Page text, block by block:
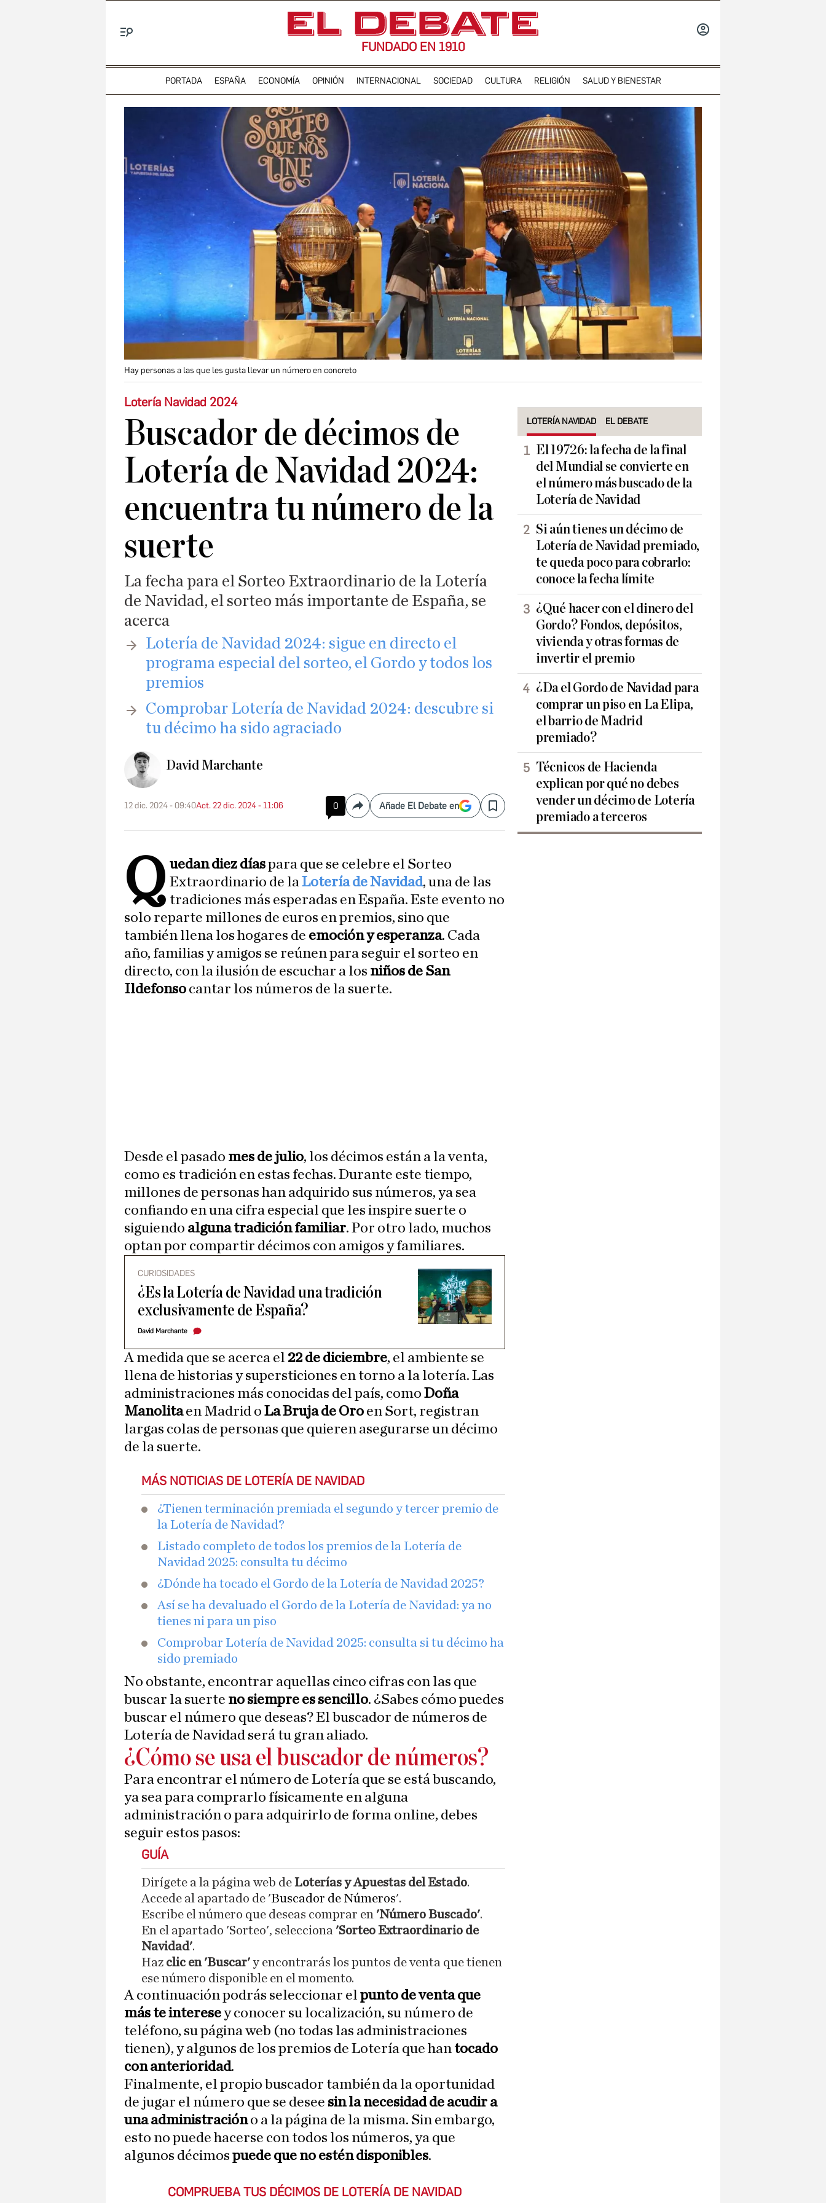
FUNDADO EN 1910
PORTADA ESPAÑA ECONOMÍA OPINIÓN INTERNACIONAL SOCIEDAD CULTURA RELIGIÓN SALUD Y BIENESTAR
Hay personas a las que les gusta llevar un número en concreto
Lotería Navidad 2024
Buscador de décimos de
Lotería de Navidad 2024:
encuentra tu número de la
suerte
La fecha para el Sorteo Extraordinario de la Lotería
de Navidad, el sorteo más importante de España, se
acerca
Lotería de Navidad 2024: sigue en directo el
programa especial del sorteo, el Gordo y todos los
premios
Comprobar Lotería de Navidad 2024: descubre si
tu décimo ha sido agraciado
David Marchante
12 dic. 2024 - 09:40Act. 22 dic. 2024 - 11:06 0 CompartirAñade El Debate en Save
Q uedan diez díaspara que se celebre el Sorteo
Extraordinario de laLotería de Navidad, una de las
tradiciones más esperadas en España. Este evento no
solo reparte millones de euros en premios, sino que
también llena los hogares de emoción y esperanza. Cada
año, familias y amigos se reúnen para seguir el sorteo en
directo, con la ilusión de escuchar a los niños de San
Ildefonso cantar los números de la suerte.
Desde el pasado mes de julio, los décimos están a la venta,
como es tradición en estas fechas. Durante este tiempo,
millones de personas han adquirido sus números, ya sea
confiando en una cifra especial que les inspire suerte o
siguiendo alguna tradición familiar. Por otro lado, muchos
optan por compartir décimos con amigos y familiares.
CURIOSIDADES
¿Es la Lotería de Navidad una tradición
exclusivamente de España?
David Marchante
A medida que se acerca el 22 de diciembre, el ambiente se
llena de historias y supersticiones en torno a la lotería. Las
administraciones más conocidas del país, como Doña
Manolitaen Madrid o La Bruja de Oro en Sort, registran
largas colas de personas que quieren asegurarse un décimo
de la suerte.
MÁS NOTICIAS DE LOTERÍA DE NAVIDAD
¿Tienen terminación premiada el segundo y tercer premio de
la Lotería de Navidad?
Listado completo de todos los premios de la Lotería de
Navidad 2025: consulta tu décimo
¿Dónde ha tocado el Gordo de la Lotería de Navidad 2025?
Así se ha devaluado el Gordo de la Lotería de Navidad: ya no
tienes ni para un piso
Comprobar Lotería de Navidad 2025: consulta si tu décimo ha
sido premiado
No obstante, encontrar aquellas cinco cifras con las que
buscar la suerte no siempre es sencillo. ¿Sabes cómo puedes
buscar el número que deseas? El buscador de números de
Lotería de Navidad será tu gran aliado.
¿Cómo se usa el buscador de números?
Para encontrar el número de Lotería que se está buscando,
ya sea para comprarlo físicamente en alguna
administración o para adquirirlo de forma online, debes
seguir estos pasos:
GUÍA
Dirígete a la página web deLoterías y Apuestas del Estado.
Accede al apartado de 'Buscador de Números'.
Escribe el número que deseas comprar en 'Número Buscado'.
En el apartado 'Sorteo', selecciona 'Sorteo Extraordinario de
Navidad'.
Haz clic en 'Buscar'y encontrarás los puntos de venta que tienen
ese número disponible en el momento.
A continuación podrás seleccionar el punto de venta que
más te interesey conocer su localización, su número de
teléfono, su página web (no todas las administraciones
tienen), y algunos de los premios de Lotería que han tocado
con anterioridad.
Finalmente, el propio buscador también da la oportunidad
de jugar el número que se desee sin la necesidad de acudir a
una administracióno a la página de la misma. Sin embargo,
esto no puede hacerse con todos los números, ya que
algunos décimos puede que no estén disponibles.
COMPRUEBA TUS DÉCIMOS DE LOTERÍA DE NAVIDAD
LOTERÍA NAVIDAD EL DEBATE
El 19726: la fecha de la final
del Mundial se convierte en
el número más buscado de la
Lotería de Navidad
Si aún tienes un décimo de
Lotería de Navidad premiado,
te queda poco para cobrarlo:
conoce la fecha límite
¿Qué hacer con el dinero del
Gordo? Fondos, depósitos,
vivienda y otras formas de
invertir el premio
¿Da el Gordo de Navidad para
comprar un piso en La Elipa,
el barrio de Madrid
premiado?
Técnicos de Hacienda
explican por qué no debes
vender un décimo de Lotería
premiado a terceros